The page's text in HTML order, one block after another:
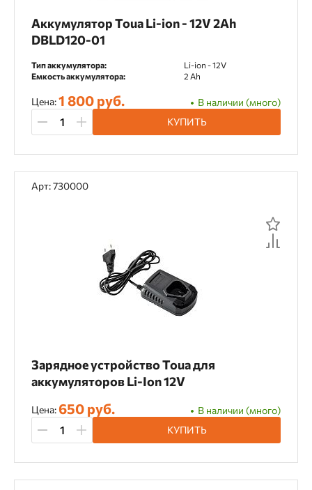
Аккумулятор Toua Li-ion - 12V 2Ah
DBLD120-01
Тип аккумулятора:
Li-ion - 12V
Емкость аккумулятора:
2 Ah
Цена:1 800 руб.
В наличии (много)
КУПИТЬ
Арт: 730000
Зарядное устройство Toua для
аккумуляторов Li-Ion 12V
Цена: 650 руб.
В наличии (много)
КУПИТЬ